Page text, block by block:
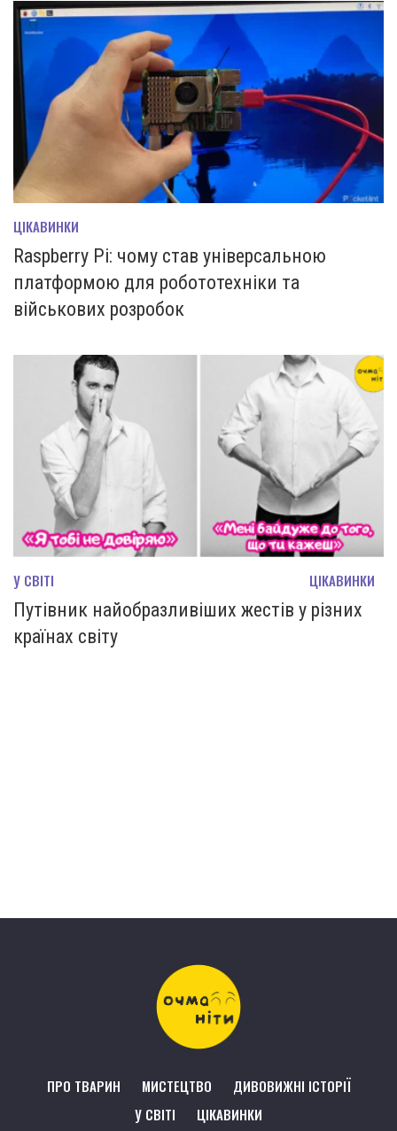
ЦІКАВИНКИ
Raspberry Pi: чому став універсальною
платформою для робототехніки та
військових розробок
У СВІТІ ЦІКАВИНКИ
Путівник найобразливіших жестів у різних
країнах світу
ПРО ТВАРИН МИСТЕЦТВО
ДИВОВИЖНІ ІСТОРІЇ
У СВІТІ
ЦІКАВИНКИ